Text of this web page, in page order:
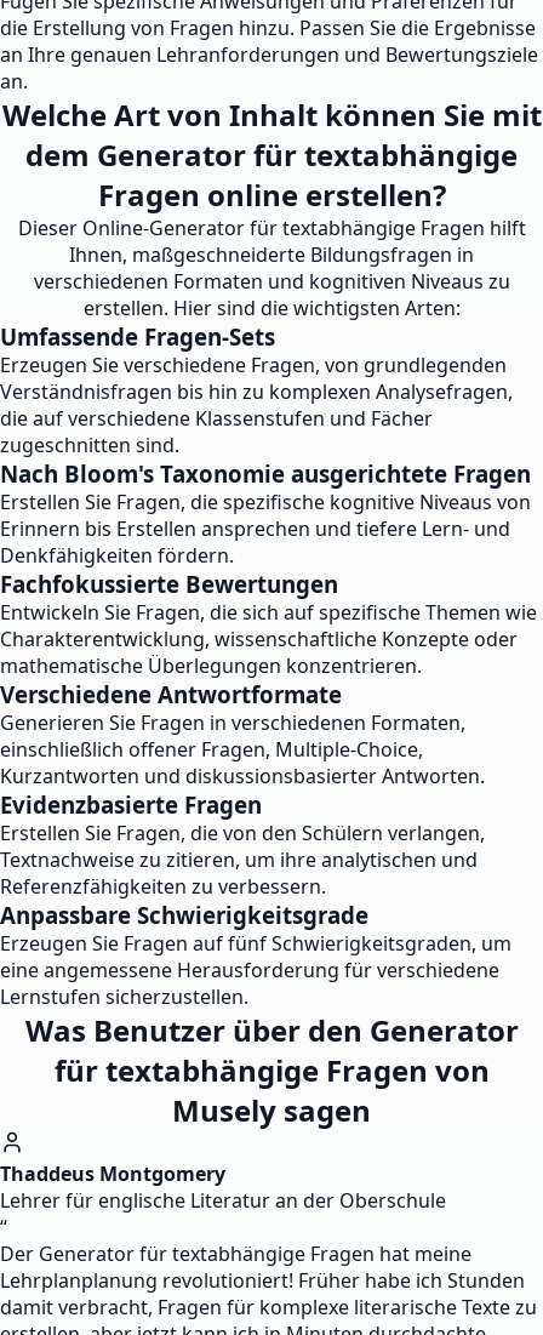
die Erstellung von Fragen hinzu. Passen Sie die Ergebnisse
an Ihre genauen Lehranforderungen und Bewertungsziele
an.
Welche Art von Inhalt können Sie mit
dem Generator für textabhängige
Fragen online erstellen?
Dieser Online-Generator für textabhängige Fragen hilft
Ihnen, maßgeschneiderte Bildungsfragen in
verschiedenen Formaten und kognitiven Niveaus zu
erstellen. Hier sind die wichtigsten Arten:
Umfassende Fragen-Sets
Erzeugen Sie verschiedene Fragen, von grundlegenden
Verständnisfragen bis hin zu komplexen Analysefragen,
die auf verschiedene Klassenstufen und Fächer
zugeschnitten sind.
Nach Bloom's Taxonomie ausgerichtete Fragen
Erstellen Sie Fragen, die spezifische kognitive Niveaus von
Erinnern bis Erstellen ansprechen und tiefere Lern- und
Denkfähigkeiten fördern.
Fachfokussierte Bewertungen
Entwickeln Sie Fragen, die sich auf spezifische Themen wie
Charakterentwicklung, wissenschaftliche Konzepte oder
mathematische Überlegungen konzentrieren.
Verschiedene Antwortformate
Generieren Sie Fragen in verschiedenen Formaten,
einschließlich offener Fragen, Multiple-Choice,
Kurzantworten und diskussionsbasierter Antworten.
Evidenzbasierte Fragen
Erstellen Sie Fragen, die von den Schülern verlangen,
Textnachweise zu zitieren, um ihre analytischen und
Referenzfähigkeiten zu verbessern.
Anpassbare Schwierigkeitsgrade
Erzeugen Sie Fragen auf fünf Schwierigkeitsgraden, um
eine angemessene Herausforderung für verschiedene
Lernstufen sicherzustellen.
Was Benutzer über den Generator
für textabhängige Fragen von
Musely sagen
Thaddeus Montgomery
Lehrer für englische Literatur an der Oberschule
“
Der Generator für textabhängige Fragen hat meine
Lehrplanplanung revolutioniert! Früher habe ich Stunden
damit verbracht, Fragen für komplexe literarische Texte zu